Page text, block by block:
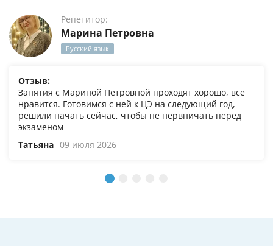
Репетитор:
Марина Петровна
Русский язык
Отзыв:
Занятия с Мариной Петровной проходят хорошо, все
нравится. Готовимся с ней к ЦЭ на следующий год,
решили начать сейчас, чтобы не нервничать перед
экзаменом
Татьяна 09 июля 2026